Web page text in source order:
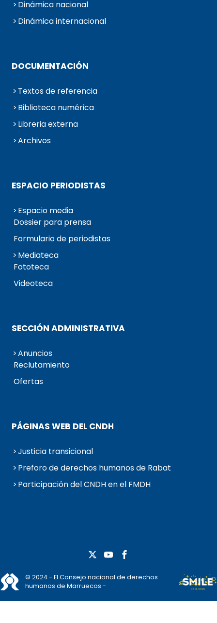
Dinámica nacional
Dinámica internacional
DOCUMENTACIÓN
Textos de referencia
Biblioteca numérica
Libreria externa
Archivos
ESPACIO PERIODISTAS
Espacio media
Dossier para prensa
Formulario de periodistas
Mediateca
Fototeca
Videoteca
SECCIÓN ADMINISTRATIVA
Anuncios
Reclutamiento
Ofertas
PÁGINAS WEB DEL CNDH
Justicia transicional
Preforo de derechos humanos de Rabat
Participación del CNDH en el FMDH
© 2024 - El Consejo nacional de derechos
humanos de Marruecos -